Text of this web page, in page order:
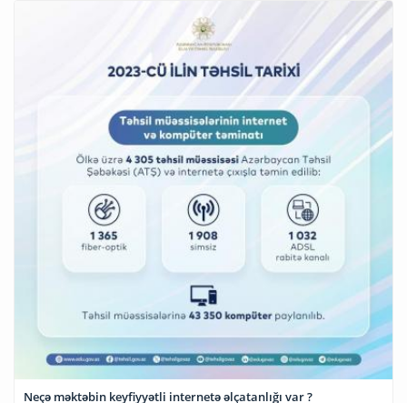
Neçə məktəbin keyfiyyətli internetə əlçatanlığı var ?